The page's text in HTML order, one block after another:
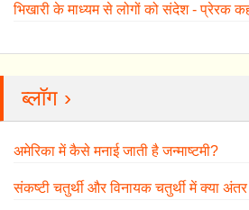
भिखारी के माध्यम से लोगों को संदेश - प्रेरक
ब्लॉग ›
अमेरिका में कैसे मनाई जाती है जन्माष्टमी?
संकष्टी चतुर्थी और विनायक चतुर्थी में क्या